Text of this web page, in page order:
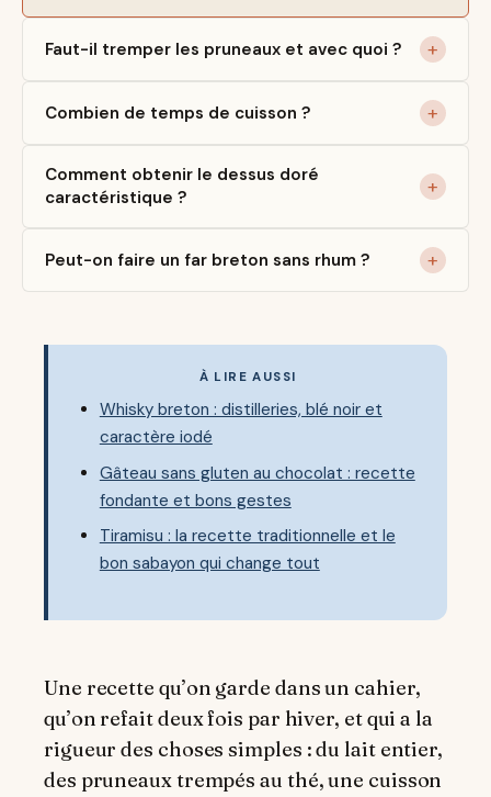
Faut-il tremper les pruneaux et avec quoi ?
Combien de temps de cuisson ?
Comment obtenir le dessus doré
caractéristique ?
Peut-on faire un far breton sans rhum ?
À LIRE AUSSI
Whisky breton : distilleries, blé noir et
caractère iodé
Gâteau sans gluten au chocolat : recette
fondante et bons gestes
Tiramisu : la recette traditionnelle et le
bon sabayon qui change tout
Une recette qu’on garde dans un cahier,
qu’on refait deux fois par hiver, et qui a la
rigueur des choses simples : du lait entier,
des pruneaux trempés au thé, une cuisson